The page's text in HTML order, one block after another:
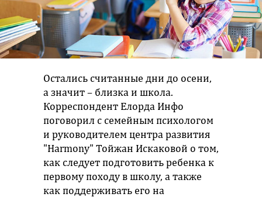
Остались считанные дни до осени,
а значит – близка и школа.
Корреспондент Елорда Инфо
поговорил с семейным психологом
и руководителем центра развития
"Harmony" Тойжан Искаковой о том,
как следует подготовить ребенка к
первому походу в школу, а также
как поддерживать его на